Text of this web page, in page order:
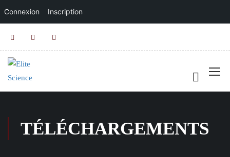
Connexion Inscription
TÉLÉCHARGEMENTS